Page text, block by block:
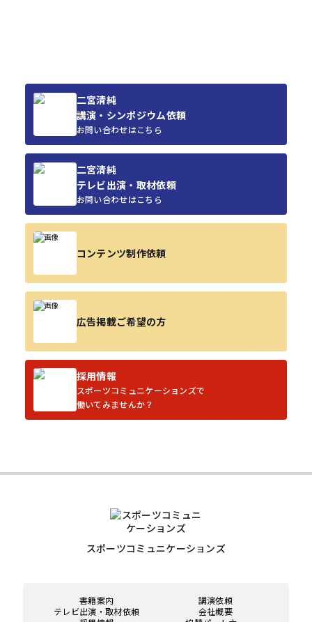
二宮清純
講演・シンポジウム依頼
お問い合わせはこちら
二宮清純
テレビ出演・取材依頼
お問い合わせはこちら
コンテンツ制作依頼
広告掲載ご希望の方
採用情報
スポーツコミュニケーションズで
働いてみませんか？
スポーツコミュニケーションズ
書籍案内
講演依頼
テレビ出演・取材依頼
会社概要